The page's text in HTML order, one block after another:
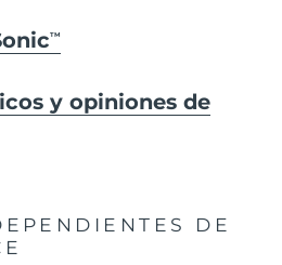
TM
y opiniones de
DE